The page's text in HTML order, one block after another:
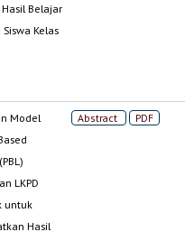
Belajar
Siswa Kelas
Model
LKPD
untuk
Hasil
Abstract PDF